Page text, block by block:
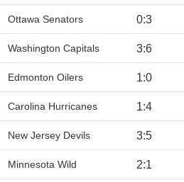
Ottawa Senators 0:3
Washington Capitals 3:6
Edmonton Oilers 1:0
Carolina Hurricanes 1:4
New Jersey Devils 3:5
Minnesota Wild 2:1